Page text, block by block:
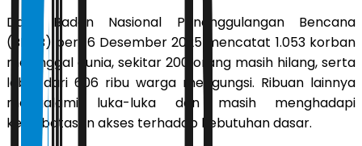
Data Badan Nasional Penanggulangan Bencana
(BNPB) per 16 Desember 2025 mencatat 1.053 korban
meninggal dunia, sekitar 200 orang masih hilang, serta
lebih dari 606 ribu warga mengungsi. Ribuan lainnya
mengalami luka-luka dan masih menghadapi
keterbatasan akses terhadap kebutuhan dasar.